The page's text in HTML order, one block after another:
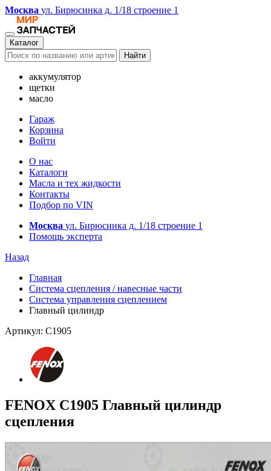
Москва ул. Бирюсинка д. 1/18 строение 1
Каталог
Найти
аккумулятор
щетки
масло
Гараж
Корзина
Войти
О нас
Каталоги
Масла и тех жидкости
Контакты
Подбор по VIN
Москва ул. Бирюсинка д. 1/18 строение 1
Помощь эксперта
Назад
Главная
Система сцепления / навесные части
Система управления сцеплением
Главный цилиндр
Артикул: C1905
FENOX C1905 Главный цилиндр
сцепления